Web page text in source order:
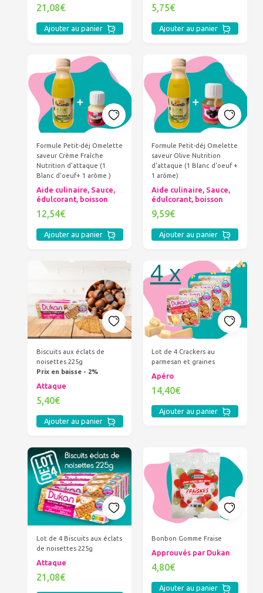
21,08€
Ajouter au panier
5,75€
Ajouter au panier
Formule Petit-déj Omelette
saveur Crème Fraîche
Nutrition d'attaque (1
Blanc d'oeuf+ 1 arôme )
Aide culinaire, Sauce,
édulcorant, boisson
12,54€
Ajouter au panier
Formule Petit-déj Omelette
saveur Olive Nutrition
d'attaque (1 Blanc d'oeuf +
1 arôme)
Aide culinaire, Sauce,
édulcorant, boisson
9,59€
Ajouter au panier
Biscuits aux éclats de
noisettes 225g
Prix en baisse - 2%
Attaque
5,40€
Ajouter au panier
Lot de 4 Crackers au
parmesan et graines
Apéro
14,40€
Ajouter au panier
Lot de 4 Biscuits aux éclats
de noisettes 225g
Attaque
21,08€
Bonbon Gomme Fraise
Approuvés par Dukan
4,80€
Ajouter au panier